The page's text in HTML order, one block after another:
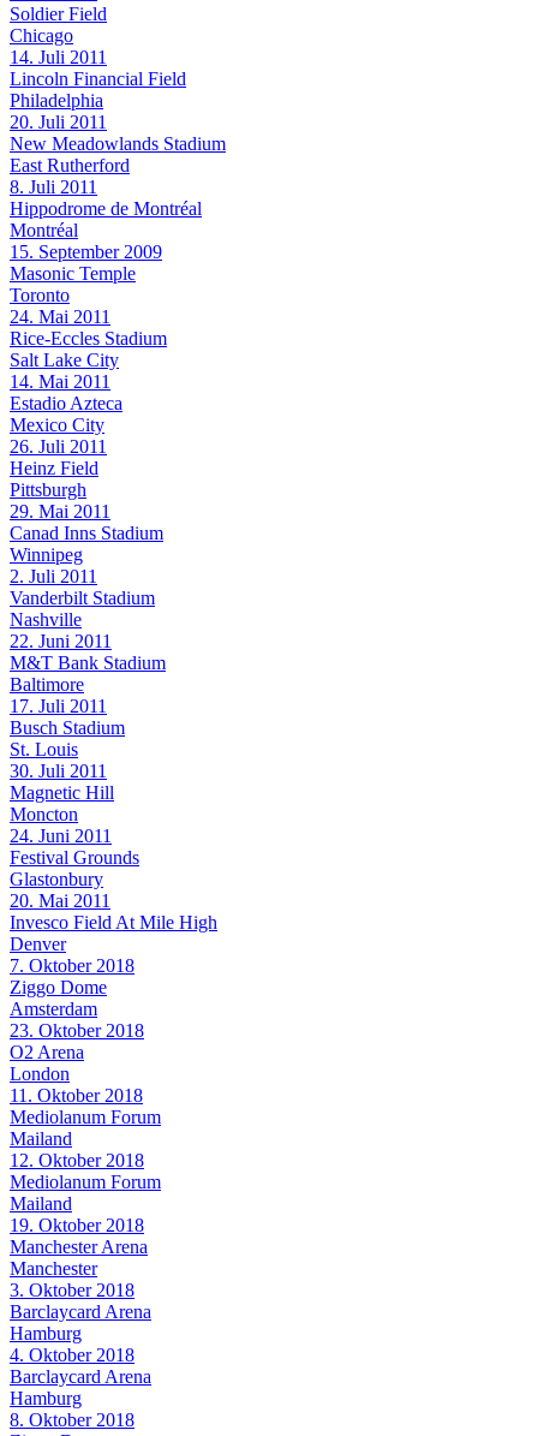
Soldier Field
Chicago
14. Juli 2011
Lincoln Financial Field
Philadelphia
20. Juli 2011
New Meadowlands Stadium
East Rutherford
8. Juli 2011
Hippodrome de Montréal
Montréal
15. September 2009
Masonic Temple
Toronto
24. Mai 2011
Rice-Eccles Stadium
Salt Lake City
14. Mai 2011
Estadio Azteca
Mexico City
26. Juli 2011
Heinz Field
Pittsburgh
29. Mai 2011
Canad Inns Stadium
Winnipeg
2. Juli 2011
Vanderbilt Stadium
Nashville
22. Juni 2011
M&T Bank Stadium
Baltimore
17. Juli 2011
Busch Stadium
St. Louis
30. Juli 2011
Magnetic Hill
Moncton
24. Juni 2011
Festival Grounds
Glastonbury
20. Mai 2011
Invesco Field At Mile High
Denver
7. Oktober 2018
Ziggo Dome
Amsterdam
23. Oktober 2018
O2 Arena
London
11. Oktober 2018
Mediolanum Forum
Mailand
12. Oktober 2018
Mediolanum Forum
Mailand
19. Oktober 2018
Manchester Arena
Manchester
3. Oktober 2018
Barclaycard Arena
Hamburg
4. Oktober 2018
Barclaycard Arena
Hamburg
8. Oktober 2018